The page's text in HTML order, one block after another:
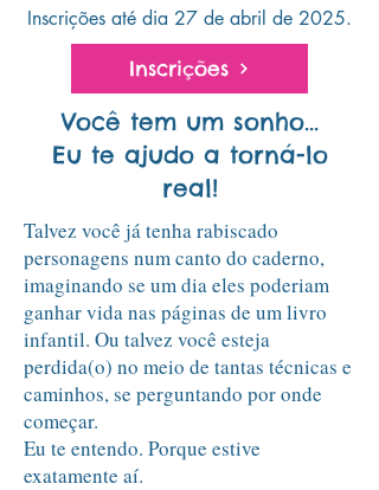
Inscrições até dia 27 de abril de 2025.
Inscrições
Você tem um sonho...
Eu te ajudo a torná-lo
real!
Talvez você já tenha rabiscado
personagens num canto do caderno,
imaginando se um dia eles poderiam
ganhar vida nas páginas de um livro
infantil. Ou talvez você esteja
perdida(o) no meio de tantas técnicas e
caminhos, se perguntando por onde
começar.
Eu te entendo. Porque estive
exatamente aí.